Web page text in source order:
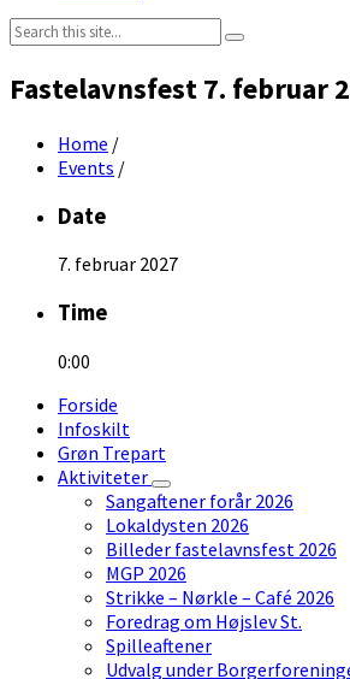
Search:
Fastelavnsfest 7. februar
Home /
Events /
Date
7. februar 2027
Time
0:00
Forside
Infoskilt
Grøn Trepart
Aktiviteter
Sangaftener forår 2026
Lokaldysten 2026
Billeder fastelavnsfest 2026
MGP 2026
Strikke – Nørkle – Café 2026
Foredrag om Højslev St.
Spilleaftener
Udvalg under